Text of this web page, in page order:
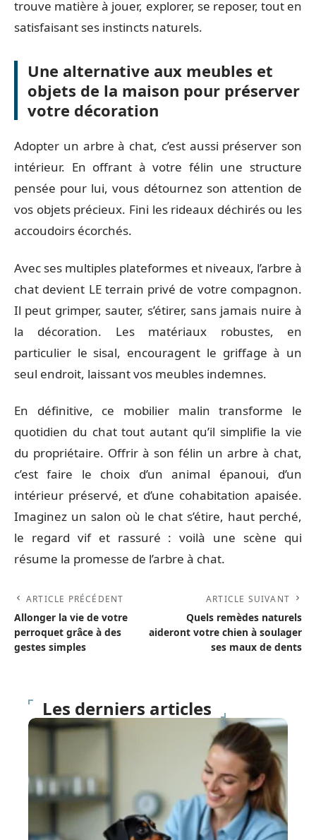
trouve matière à jouer, explorer, se reposer, tout en
satisfaisant ses instincts naturels.
Une alternative aux meubles et
objets de la maison pour préserver
votre décoration
Adopter un arbre à chat, c’est aussi préserver son
intérieur. En offrant à votre félin une structure
pensée pour lui, vous détournez son attention de
vos objets précieux. Fini les rideaux déchirés ou les
accoudoirs écorchés.
Avec ses multiples plateformes et niveaux, l’arbre à
chat devient LE terrain privé de votre compagnon.
Il peut grimper, sauter, s’étirer, sans jamais nuire à
la décoration. Les matériaux robustes, en
particulier le sisal, encouragent le griffage à un
seul endroit, laissant vos meubles indemnes.
En définitive, ce mobilier malin transforme le
quotidien du chat tout autant qu’il simplifie la vie
du propriétaire. Offrir à son félin un arbre à chat,
c’est faire le choix d’un animal épanoui, d’un
intérieur préservé, et d’une cohabitation apaisée.
Imaginez un salon où le chat s’étire, haut perché,
le regard vif et rassuré : voilà une scène qui
résume la promesse de l’arbre à chat.
ARTICLE PRÉCÉDENT
Allonger la vie de votre
perroquet grâce à des
gestes simples
ARTICLE SUIVANT
Quels remèdes naturels
aideront votre chien à soulager
ses maux de dents
Les derniers articles